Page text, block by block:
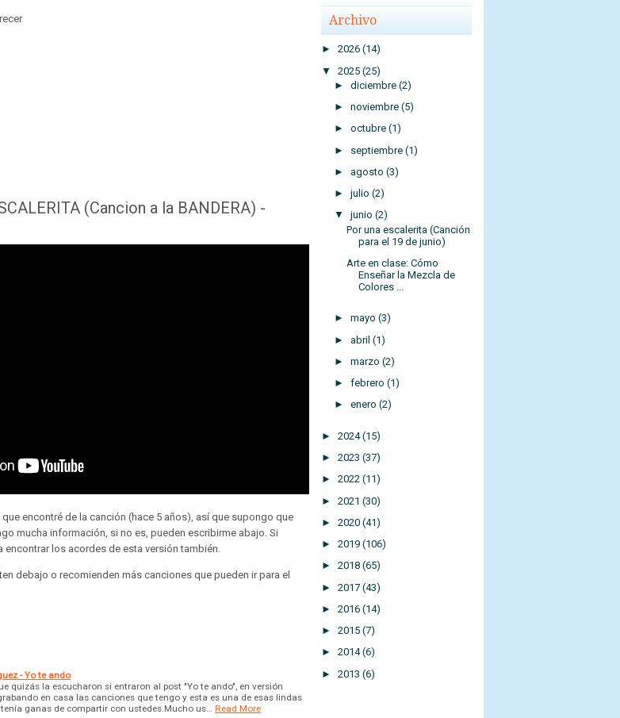
(Cancion a la BANDERA) -
que encontré de la canción (hace 5 años), así que supongo que
mucha información, si no es, pueden escribirme abajo. Si
encontrar los acordes de esta versión también.
debajo o recomienden más canciones que pueden ir para el
- Yo te ando
quizás la escucharon si entraron al post "Yo te ando", en versión
en casa las canciones que tengo y esta es una de esas lindas
ganas de compartir con ustedes.Mucho us… Read More
Archivo
► 2026 (14)
▼
2025 (25)
► diciembre (2)
► noviembre (5)
► octubre (1)
► septiembre (1)
► agosto (3)
► julio (2)
▼
junio (2)
Por una escalerita (Canción
para el 19 de junio)
Arte en clase: Cómo
Enseñar la Mezcla de
Colores ...
► mayo (3)
► abril (1)
► marzo (2)
► febrero (1)
► enero (2)
► 2024 (15)
► 2023 (37)
► 2022 (11)
► 2021 (30)
► 2020 (41)
► 2019 (106)
► 2018 (65)
► 2017 (43)
► 2016 (14)
► 2015 (7)
► 2014 (6)
► 2013 (6)